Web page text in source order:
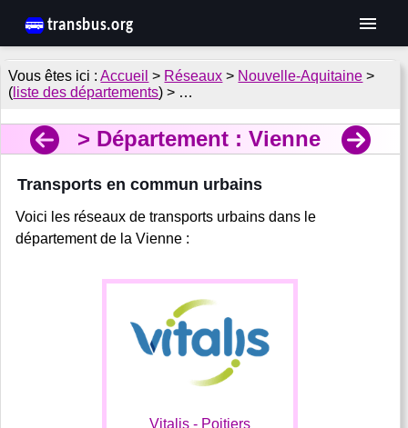
Accueil > Réseaux > Nouvelle-Aquitaine >
( liste des départements) > …
Département : Vienne
Transports en commun urbains
Voici les réseaux de transports urbains dans le
département de la Vienne :
Vitalis - Poitiers